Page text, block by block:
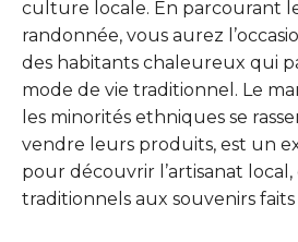
culture locale. En parcourant
randonnée, vous aurez
des habitants chaleureux qui
mode de vie traditionnel. Le
les minorités ethniques se
vendre leurs produits, est un
pour découvrir l’artisanat
traditionnels aux souvenirs faits